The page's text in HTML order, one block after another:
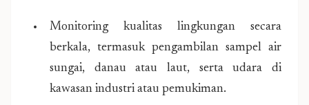
Monitoring kualitas lingkungan secara
berkala, termasuk pengambilan sampel air
sungai, danau atau laut, serta udara di
kawasan industri atau pemukiman.